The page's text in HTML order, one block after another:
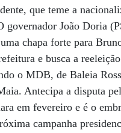
que teme a
governador João Doria
chapa forte para
e busca a
o MDB, de Baleia
Antecipa a disputa
em fevereiro e é o
campanha